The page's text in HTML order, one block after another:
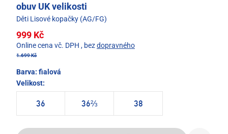
obuv UK velikosti
Děti Lisové kopačky (AG/FG)
999 Kč
Online cena vč. DPH , bezdopravného
1.699 Kč
Barva: fialová
Velikost:
36 36⅔ 38